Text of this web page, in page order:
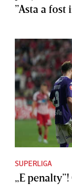
”Asta a fost
SUPERLIGA
„E